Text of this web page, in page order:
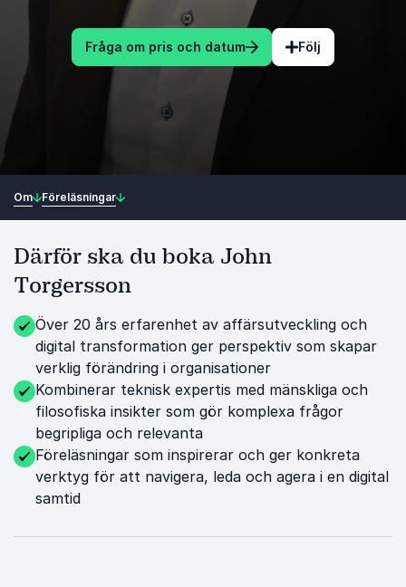
Fråga om pris och datum Följ
Om Föreläsningar
Därför ska du boka John
Torgersson
Över 20 års erfarenhet av affärsutveckling och
digital transformation ger perspektiv som skapar
verklig förändring i organisationer
Kombinerar teknisk expertis med mänskliga och
filosofiska insikter som gör komplexa frågor
begripliga och relevanta
Föreläsningar som inspirerar och ger konkreta
verktyg för att navigera, leda och agera i en digital
samtid